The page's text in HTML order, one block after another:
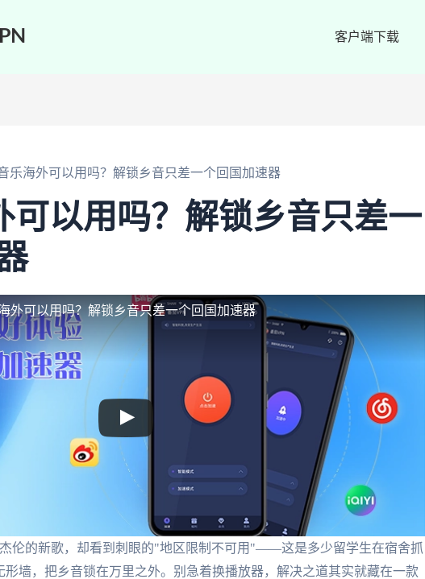
客户端下载
乐海外可以用吗？解锁乡音只差一个回国加速器
可以用吗？解锁乡音只差一
外可以用吗？解锁乡音只差一个回国加速器
伦的新歌，却看到刺眼的"地区限制不可用"——这是多少留学生在宿舍抓
墙，把乡音锁在万里之外。别急着换播放器，解决之道其实就藏在一款